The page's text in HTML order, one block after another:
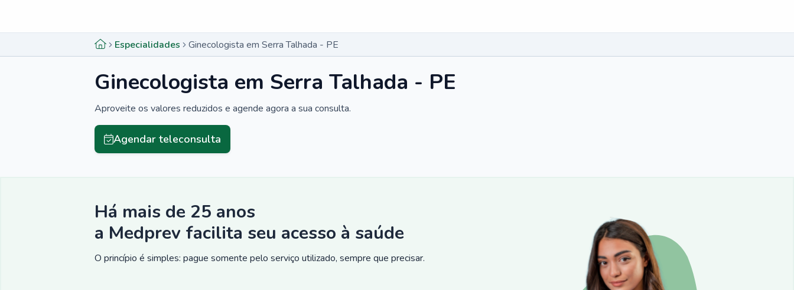
Especialidades Ginecologista em Serra Talhada - PE
Ginecologista em Serra Talhada - PE
Aproveite os valores reduzidos e agende agora a sua consulta.
Agendar teleconsulta
Há mais de 25 anos
a Medprev facilita seu acesso à saúde
O princípio é simples: pague somente pelo serviço utilizado, sempre que precisar.